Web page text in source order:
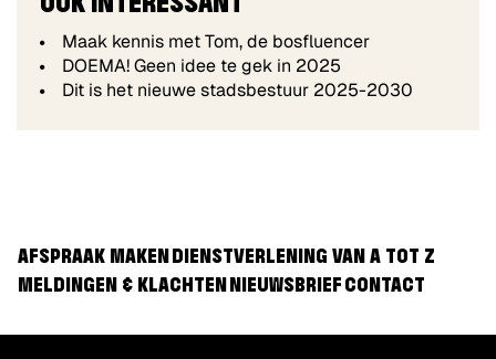
Maak kennis met Tom, de bosfluencer
DOEMA! Geen idee te gek in 2025
Dit is het nieuwe stadsbestuur 2025-2030
AFSPRAAK MAKEN
DIENSTVERLENING VAN A TOT Z
MELDINGEN & KLACHTEN
NIEUWSBRIEF CONTACT